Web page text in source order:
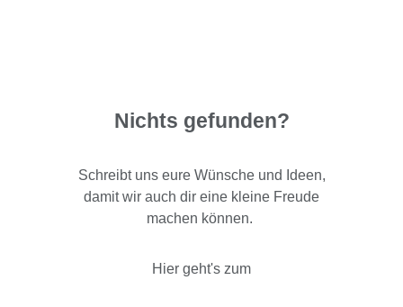
Nichts gefunden?
Schreibt uns eure Wünsche und Ideen,
damit wir auch dir eine kleine Freude
machen können.
Hier geht's zum